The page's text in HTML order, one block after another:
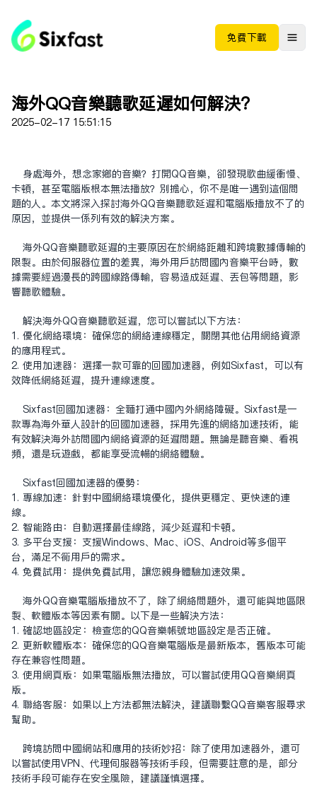
免费下载
海外QQ音樂聽歌延遲如何解決？
2025-02-17 15:51:15
身處海外，想念家鄉的音樂？打開QQ音樂，卻發現歌曲緩衝慢、
卡頓，甚至電腦版根本無法播放？別擔心，你不是唯一遇到這個問
題的人。本文將深入探討海外QQ音樂聽歌延遲和電腦版播放不了的
原因，並提供一系列有效的解決方案。
海外QQ音樂聽歌延遲的主要原因在於網絡距離和跨境數據傳輸的
限制。由於伺服器位置的差異，海外用戶訪問國內音樂平台時，數
據需要經過漫長的跨國線路傳輸，容易造成延遲、丟包等問題，影
響聽歌體驗。
解決海外QQ音樂聽歌延遲，您可以嘗試以下方法：
1. 優化網絡環境：確保您的網絡連線穩定，關閉其他佔用網絡資源
的應用程式。
2. 使用加速器：選擇一款可靠的回國加速器，例如Sixfast，可以有
效降低網絡延遲，提升連線速度。
Sixfast回國加速器：全面打通中國內外網絡障礙。Sixfast是一
款專為海外華人設計的回國加速器，採用先進的網絡加速技術，能
有效解決海外訪問國內網絡資源的延遲問題。無論是聽音樂、看視
頻，還是玩遊戲，都能享受流暢的網絡體驗。
Sixfast回國加速器的優勢：
1. 專線加速：針對中國網絡環境優化，提供更穩定、更快速的連
線。
2. 智能路由：自動選擇最佳線路，減少延遲和卡頓。
3. 多平台支援：支援Windows、Mac、iOS、Android等多個平
台，滿足不同用戶的需求。
4. 免費試用：提供免費試用，讓您親身體驗加速效果。
海外QQ音樂電腦版播放不了，除了網絡問題外，還可能與地區限
制、軟體版本等因素有關。以下是一些解決方法：
1. 確認地區設定：檢查您的QQ音樂帳號地區設定是否正確。
2. 更新軟體版本：確保您的QQ音樂電腦版是最新版本，舊版本可能
存在兼容性問題。
3. 使用網頁版：如果電腦版無法播放，可以嘗試使用QQ音樂網頁
版。
4. 聯絡客服：如果以上方法都無法解決，建議聯繫QQ音樂客服尋求
幫助。
跨境訪問中國網站和應用的技術妙招：除了使用加速器外，還可
以嘗試使用VPN、代理伺服器等技術手段，但需要注意的是，部分
技術手段可能存在安全風險，建議謹慎選擇。